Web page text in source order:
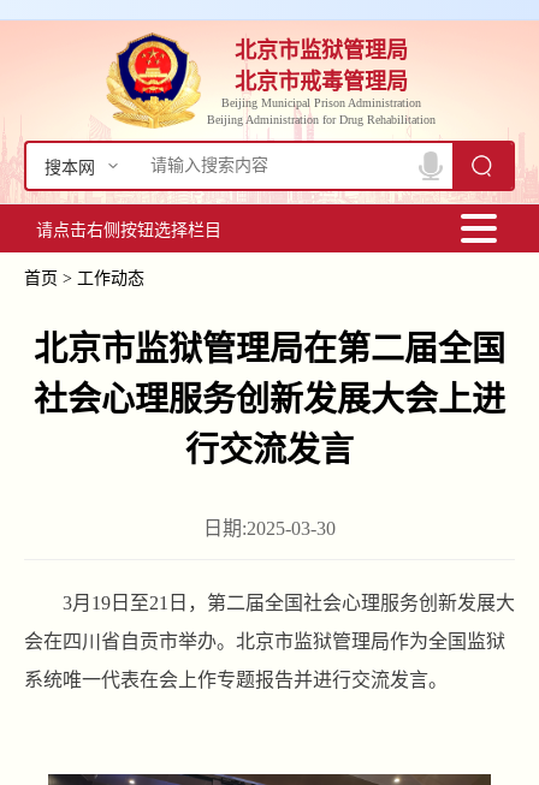
北京市监狱管理局
北京市戒毒管理局
Beijing Municipal Prison Administration
Beijing Administration for Drug Rehabilitation
搜本网
请点击右侧按钮选择栏目
首页 > 工作动态
北京市监狱管理局在第二届全国
社会心理服务创新发展大会上进
行交流发言
日期:2025-03-30
3月19日至21日，第二届全国社会心理服务创新发展大
会在四川省自贡市举办。北京市监狱管理局作为全国监狱
系统唯一代表在会上作专题报告并进行交流发言。